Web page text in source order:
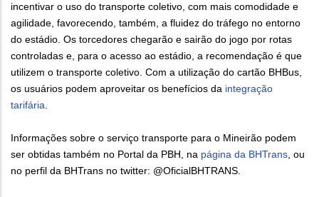
incentivar o uso do transporte coletivo, com mais comodidade e
agilidade, favorecendo, também, a fluidez do tráfego no entorno
do estádio. Os torcedores chegarão e sairão do jogo por rotas
controladas e, para o acesso ao estádio, a recomendação é que
utilizem o transporte coletivo. Com a utilização do cartão BHBus,
os usuários podem aproveitar os benefícios da integração
tarifária.
Informações sobre o serviço transporte para o Mineirão podem
ser obtidas também no Portal da PBH, na página da BHTrans, ou
no perfil da BHTrans no twitter: @OficialBHTRANS.